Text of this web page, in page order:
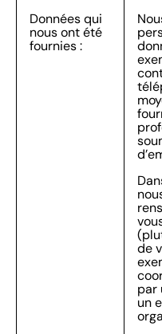
Données qui
nous ont été
fournies :
de
par
un